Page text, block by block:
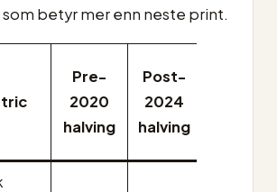
betyr mer enn neste print.
Pre-
2020
halving
Post-
2024
halving